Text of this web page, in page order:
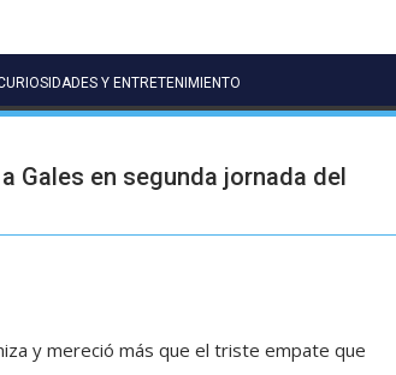
Y ENTRETENIMIENTO
Gales en segunda jornada del
y mereció más que el triste empate que